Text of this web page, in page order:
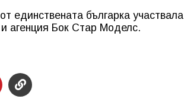
единствената българка участвала
агенция Бок Стар Моделс.